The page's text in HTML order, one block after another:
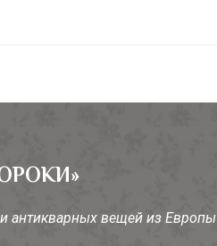
антикварных вещей из Европы